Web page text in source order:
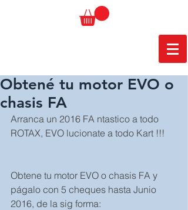
Obtené tu motor EVO o
chasis FA
Arranca un 2016 FA ntastico a todo
ROTAX, EVO lucionate a todo Kart !!!
Obtene tu motor EVO o chasis FA y
págalo con 5 cheques hasta Junio
2016, de la sig forma: